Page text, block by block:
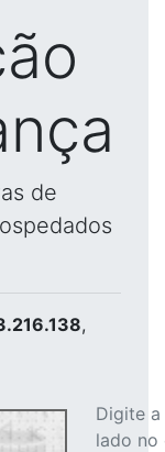
de
,
Digite
lado no